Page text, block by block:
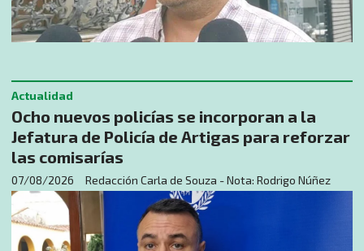
Ocho nuevos policías se incorporan a la
Jefatura de Policía de Artigas para reforzar
las comisarías
Redacción Carla de Souza - Nota: Rodrigo Núñez
Actualidad
07/08/2026